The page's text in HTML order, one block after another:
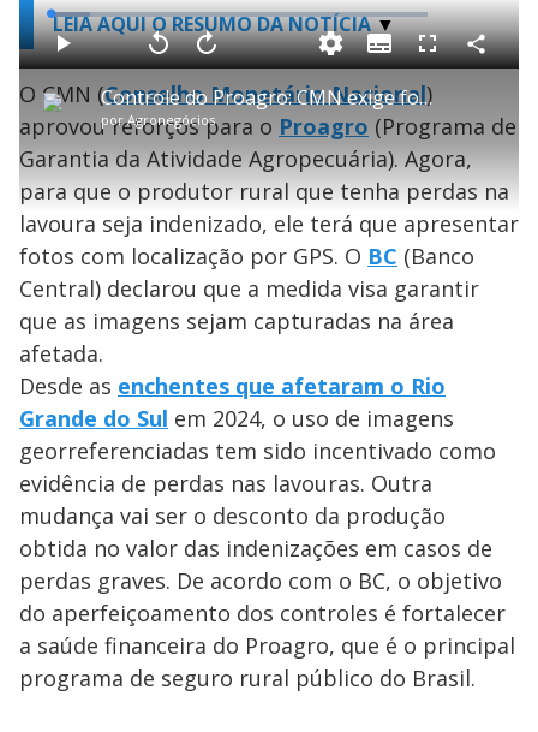
Opens in new window
LEIA AQUI O RESUMO DA NOTÍCIA
P
l
a
y
V
i
d
e
o
Controle do Proagro: CMN exige foto com localização comprovada
porAgronegócios
P
a
y
V
l
t
r
1
0
s
e
g
u
d
o
A
a
n
a
1
0
s
e
g
n
d
s
L
o
a
d
e
:
1
.
4
%
S
u
b
i
t
l
e
F
l
l
c
r
e
n
C
o
r
t
r
O CMN (Conselho Monetário Nacional)
aprovou reforços para o Proagro (Programa de
Garantia da Atividade Agropecuária). Agora,
para que o produtor rural que tenha perdas na
lavoura seja indenizado, ele terá que apresentar
fotos com localização por GPS. O BC (Banco
Central) declarou que a medida visa garantir
que as imagens sejam capturadas na área
afetada.
Desde as enchentes que afetaram o Rio
Grande do Sul em 2024, o uso de imagens
georreferenciadas tem sido incentivado como
evidência de perdas nas lavouras. Outra
mudança vai ser o desconto da produção
obtida no valor das indenizações em casos de
perdas graves. De acordo com o BC, o objetivo
do aperfeiçoamento dos controles é fortalecer
a saúde financeira do Proagro, que é o principal
programa de seguro rural público do Brasil.